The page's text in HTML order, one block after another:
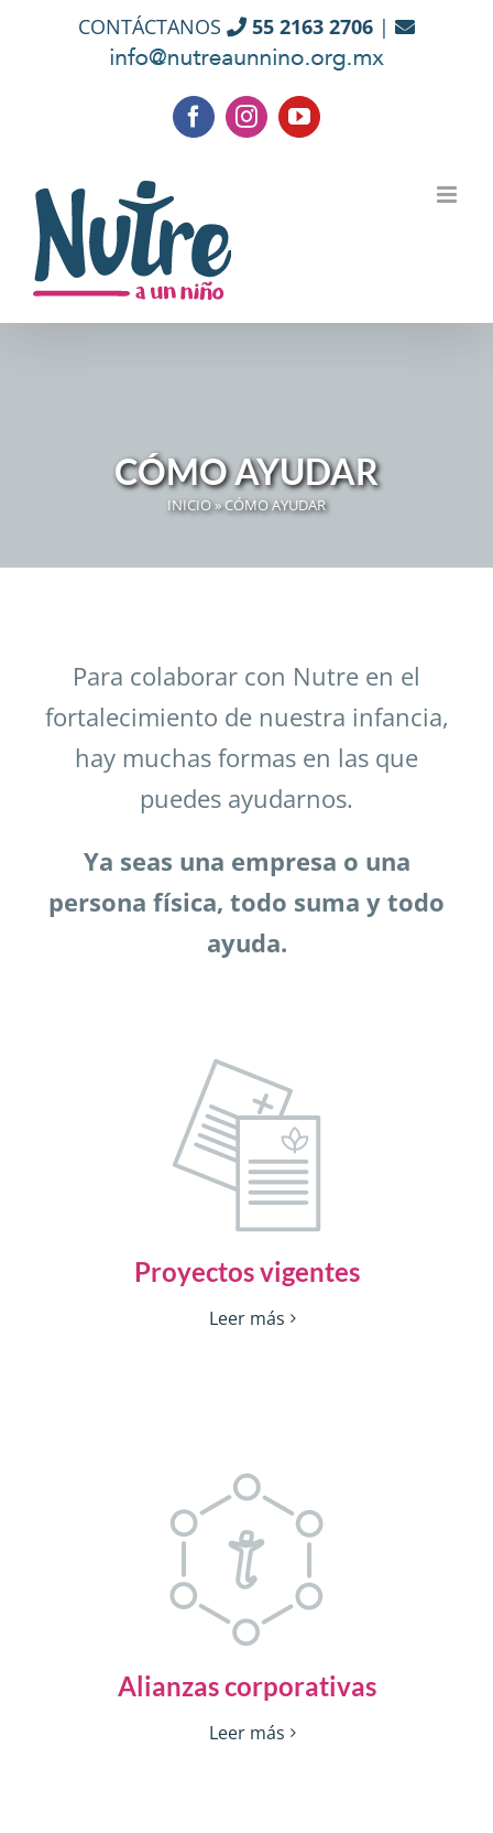
CONTÁCTANOS 55 2163 2706 |
FacebookInstagramYouTube
CÓMO AYUDAR
INICIO»CÓMO AYUDAR
Para colaborar con Nutre en el
fortalecimiento de nuestra infancia,
hay muchas formas en las que
puedes ayudarnos.
Ya seas una empresa o una
persona física, todo suma y todo
ayuda.
Proyectos vigentes
Leer más
Alianzas corporativas
Leer más